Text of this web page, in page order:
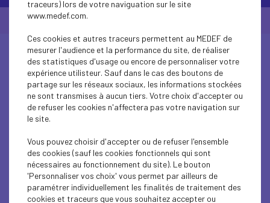
© Medef Haute-Garonne 2026 -
traceurs) lors de votre naviguation sur le site
www.medef.com.
Ces cookies et autres traceurs permettent au MEDEF de
mesurer l'audience et la performance du site, de réaliser
des statistiques d'usage ou encore de personnaliser votre
expérience utilisteur. Sauf dans le cas des boutons de
partage sur les réseaux sociaux, les informations stockées
ne sont transmises à aucun tiers. Votre choix d'accepter ou
de refuser les cookies n'affectera pas votre navigation sur
le site.
Vous pouvez choisir d'accepter ou de refuser l'ensemble
des cookies (sauf les cookies fonctionnels qui sont
nécessaires au fonctionnement du site). Le bouton
'Personnaliser vos choix' vous permet par ailleurs de
paramétrer individuellement les finalités de traitement des
cookies et traceurs que vous souhaitez accepter ou